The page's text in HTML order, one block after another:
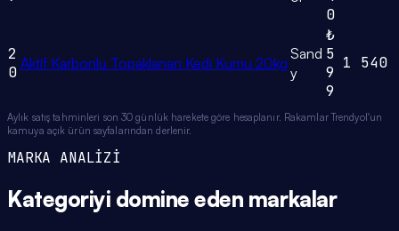
0
2
0 Aktif Karbonlu Topaklanan Kedi Kumu 20kg
Sand
y
₺
5
9
9
1 540
Aylık satış tahminleri son 30 günlük harekete göre hesaplanır. Rakamlar Trendyol'un
kamuya açık ürün sayfalarından derlenir.
MARKA ANALİZİ
Kategoriyi domine eden markalar